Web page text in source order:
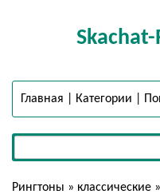
Главная Категории
Рингтоны » классические